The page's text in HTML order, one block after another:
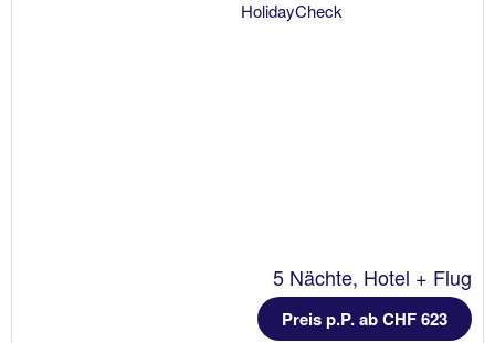
5 Nächte, Hotel + Flug
Preis p.P. ab CHF 623